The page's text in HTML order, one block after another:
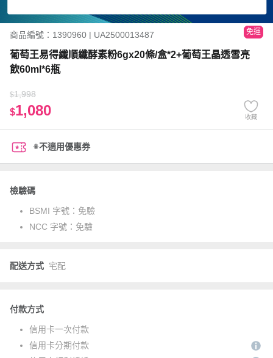
商品編號：1390960 | UA2500013487 免運
葡萄王易得纖順纖酵素粉6gx20條/盒*2+葡萄王晶透雪亮
飲60ml*6瓶
$1,998
$1,080 收藏
※不適用優惠券
檢驗碼
BSMI 字號： 免驗
NCC 字號： 免驗
配送方式 宅配
付款方式
信用卡一次付款
信用卡分期付款